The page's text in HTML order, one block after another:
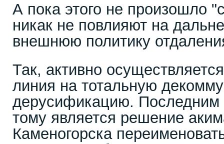
А пока этого не произошло
никак не повлияют на
внешнюю политику
Так, активно
линия на тотальную
дерусификацию. Последним
тому является решение
Каменогорска